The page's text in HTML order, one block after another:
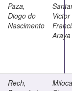
Paza,
Diogo do
Nascimento
Victor
Araya
Rech,